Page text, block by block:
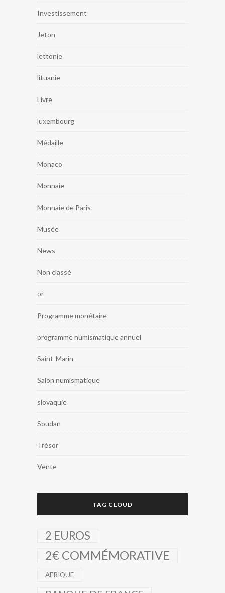
Investissement
Jeton
lettonie
lituanie
Livre
luxembourg
Médaille
Monaco
Monnaie
Monnaie de Paris
Musée
News
Non classé
or
Programme monétaire
programme numismatique annuel
Saint-Marin
Salon numismatique
slovaquie
Soudan
Trésor
Vente
TAG CLOUD
2 EUROS
2€ COMMÉMORATIVE
AFRIQUE